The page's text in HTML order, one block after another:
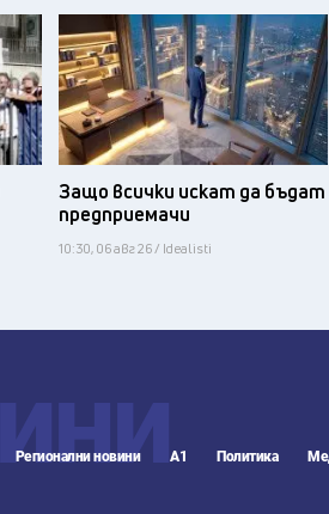
Защо всички искат да бъдат
предприемачи
10:30, 06 авг 26 / Idealisti
Регионални новини А1 Политика